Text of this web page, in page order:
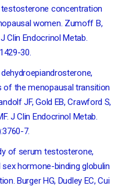
concentration
women. Zumoff B,
Clin Endocrinol Metab.
30.
the menopausal transition
JF, Gold EB, Crawford S,
J Clin Endocrinol Metab.
7.
of serum testosterone,
hormone-binding globulin
Burger HG, Dudley EC, Cui